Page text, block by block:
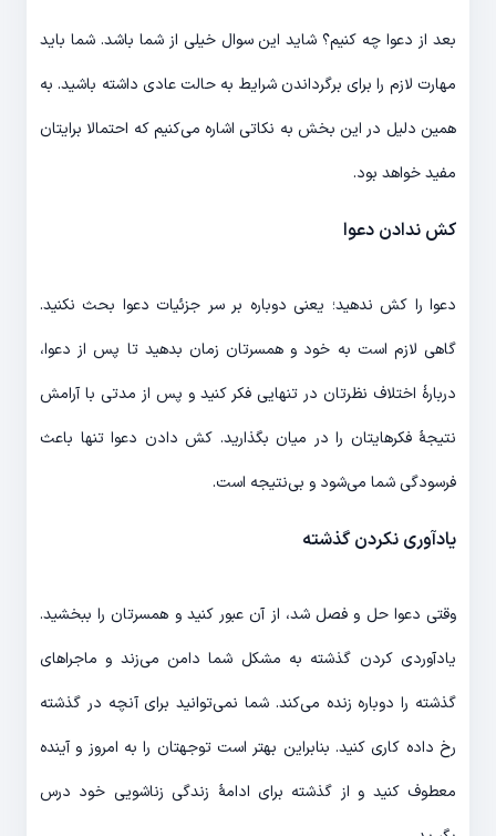
بعد از دعوا چه کنیم؟ شاید این سوال خیلی از شما باشد. شما باید
مهارت لازم را برای برگرداندن شرایط به حالت عادی داشته باشید. به
همین دلیل در این بخش به نکاتی اشاره می‌کنیم که احتمالا برایتان
مفید خواهد بود.
کش ندادن دعوا
دعوا را کش ندهید؛ یعنی دوباره بر سر جزئیات دعوا بحث نکنید.
گاهی لازم است به خود و همسرتان زمان بدهید تا پس از دعوا،
دربارۀ اختلاف نظرتان در تنهایی فکر کنید و پس از مدتی با آرامش
نتیجۀ فکرهایتان را در میان بگذارید. کش دادن دعوا تنها باعث
فرسودگی شما می‌شود و بی‌نتیجه است.
یادآوری نکردن گذشته
وقتی دعوا حل و فصل شد، از آن عبور کنید و همسرتان را ببخشید.
یادآوردی کردن گذشته به مشکل شما دامن می‌زند و ماجراهای
گذشته را دوباره زنده می‌کند. شما نمی‌توانید برای آنچه در گذشته
رخ داده کاری کنید. بنابراین بهتر است توجهتان را به امروز و آینده
معطوف کنید و از گذشته برای ادامۀ زندگی زناشویی خود درس